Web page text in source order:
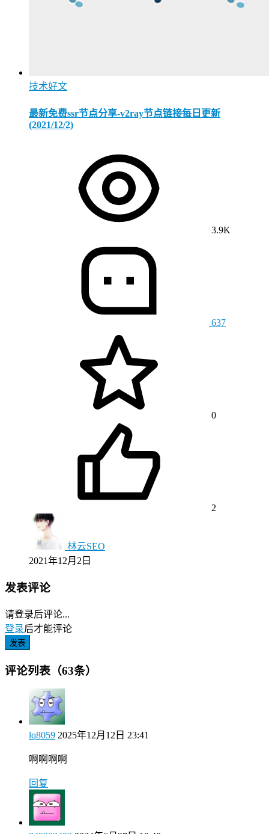
技术好文
最新免费ssr节点分享-v2ray节点链接每日更新
(2021/12/2)
3.9K
637
0
2
林云SEO
2021年12月2日
发表评论
请登录后评论...
登录后才能评论
发表
评论列表（63条）
lq8059 2025年12月12日 23:41
啊啊啊啊
回复